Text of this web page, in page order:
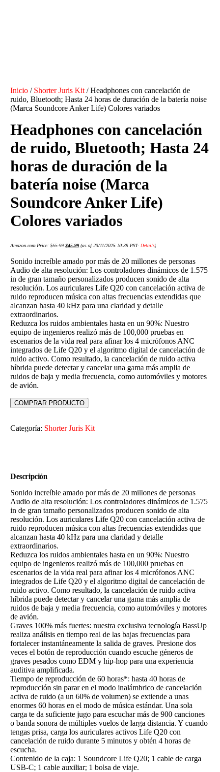
Inicio / Shorter Juris Kit / Headphones con cancelación de
ruido, Bluetooth; Hasta 24 horas de duración de la batería noise
(Marca Soundcore Anker Life) Colores variados
Headphones con cancelación
de ruido, Bluetooth; Hasta 24
horas de duración de la
batería noise (Marca
Soundcore Anker Life)
Colores variados
Amazon.com Price:$65.99 $45.99 (as of 23/11/2025 10:39 PST-Details)
Sonido increíble amado por más de 20 millones de personas
Audio de alta resolución: Los controladores dinámicos de 1.575
in de gran tamaño personalizados producen sonido de alta
resolución. Los auriculares Life Q20 con cancelación activa de
ruido reproducen música con altas frecuencias extendidas que
alcanzan hasta 40 kHz para una claridad y detalle
extraordinarios.
Reduzca los ruidos ambientales hasta en un 90%: Nuestro
equipo de ingenieros realizó más de 100,000 pruebas en
escenarios de la vida real para afinar los 4 micrófonos ANC
integrados de Life Q20 y el algoritmo digital de cancelación de
ruido activo. Como resultado, la cancelación de ruido activa
híbrida puede detectar y cancelar una gama más amplia de
ruidos de baja y media frecuencia, como automóviles y motores
de avión.
COMPRAR PRODUCTO
Categoría: Shorter Juris Kit
Descripción
Sonido increíble amado por más de 20 millones de personas
Audio de alta resolución: Los controladores dinámicos de 1.575
in de gran tamaño personalizados producen sonido de alta
resolución. Los auriculares Life Q20 con cancelación activa de
ruido reproducen música con altas frecuencias extendidas que
alcanzan hasta 40 kHz para una claridad y detalle
extraordinarios.
Reduzca los ruidos ambientales hasta en un 90%: Nuestro
equipo de ingenieros realizó más de 100,000 pruebas en
escenarios de la vida real para afinar los 4 micrófonos ANC
integrados de Life Q20 y el algoritmo digital de cancelación de
ruido activo. Como resultado, la cancelación de ruido activa
híbrida puede detectar y cancelar una gama más amplia de
ruidos de baja y media frecuencia, como automóviles y motores
de avión.
Graves 100% más fuertes: nuestra exclusiva tecnología BassUp
realiza análisis en tiempo real de las bajas frecuencias para
fortalecer instantáneamente la salida de graves. Presione dos
veces el botón de reproducción cuando escuche géneros de
graves pesados como EDM y hip-hop para una experiencia
auditiva amplificada.
Tiempo de reproducción de 60 horas*: hasta 40 horas de
reproducción sin parar en el modo inalámbrico de cancelación
activa de ruido (a un 60% de volumen) se extiende a unas
enormes 60 horas en el modo de música estándar. Una sola
carga te da suficiente jugo para escuchar más de 900 canciones
o banda sonora de múltiples vuelos de larga distancia. Y cuando
tengas prisa, carga los auriculares activos Life Q20 con
cancelación de ruido durante 5 minutos y obtén 4 horas de
escucha.
Contenido de la caja: 1 Soundcore Life Q20; 1 cable de carga
USB-C; 1 cable auxiliar; 1 bolsa de viaje.